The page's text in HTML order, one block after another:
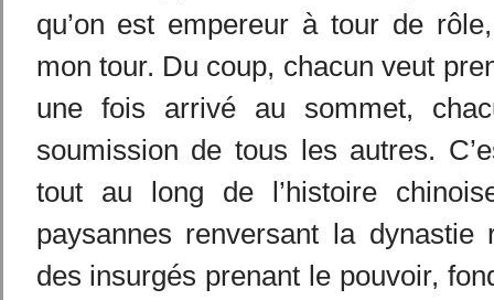
qu’on est empereur à tour de
mon tour. Du coup, chacun veut
une fois arrivé au sommet,
soumission de tous les autres.
tout au long de l’histoire
paysannes renversant la dynastie
des insurgés prenant le pouvoir,